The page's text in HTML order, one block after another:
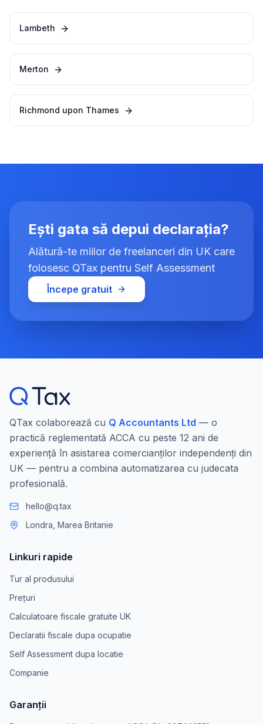
Lambeth
Merton
Richmond upon Thames
Ești gata să depui declarația?
Alătură-te miilor de freelanceri din UK care
folosesc QTax pentru Self Assessment
Începe gratuit
QTax colaborează cu Q Accountants Ltd — o
practică reglementată ACCA cu peste 12 ani de
experiență în asistarea comercianților independenți din
UK — pentru a combina automatizarea cu judecata
profesională.
hello@q.tax
Londra, Marea Britanie
Linkuri rapide
Tur al produsului
Prețuri
Calculatoare fiscale gratuite UK
Declaratii fiscale dupa ocupatie
Self Assessment dupa locatie
Companie
Garanții